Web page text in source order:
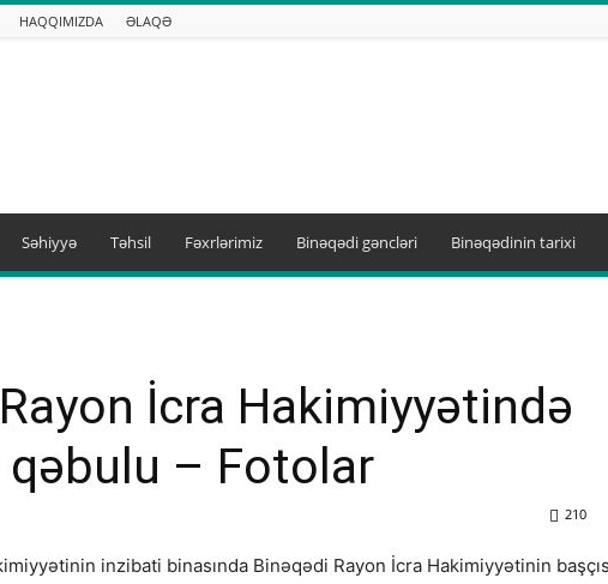
HAQQIMIZDA ƏLAQƏ
Səhiyyə Təhsil Fəxrlərimiz Binəqədi gəncləri Binəqədinin tarixi
İcra Hakimiyyətində
– Fotolar
210
inzibati binasında Binəqədi Rayon İcra Hakimiyyətinin